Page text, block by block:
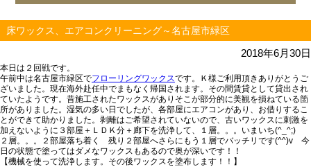
床ワックス、エアコンクリーニング～名古屋市緑区
2018年6月30日
本日は２回戦です。
午前中は名古屋市緑区でフローリングワックスです。Ｋ様ご利用頂きありがとうご
ざいました。現在海外赴任中でまもなく帰国されます。その間賃貸として貸出され
ていたようです。昔施工されたワックスがありそこが部分的に美観を損ねている箇
所がありました。湿気の多い日でしたが、各部屋にエアコンがあり、お借りするこ
とができて助かりました。剥離はご希望されていないので、古いワックスに刺激を
加えないように３部屋＋ＬＤＫ分＋廊下を洗浄して、１層。。。いまいち(^_^;)
２層。。。２部屋落ち着く 残り２部屋へさらにもう１層でバッチリです(^^)v 今
日の状態で塗ってはダメなワックスもあるので奥が深いです！！
【機械を使って洗浄します。その後ワックスを塗布します！！】